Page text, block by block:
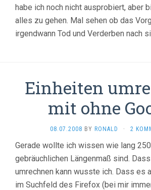
habe ich noch nicht ausprobiert, aber
alles zu gehen. Mal sehen ob das
irgendwann Tod und Verderben nach
Einheiten
mit ohne
08.07.2008 BY RONALD · 2
Gerade wollte ich wissen wie lang
gebräuchlichen Längenmaß sind.
umrechnen kann wusste ich. Dass es
im Suchfeld des Firefox (bei mir